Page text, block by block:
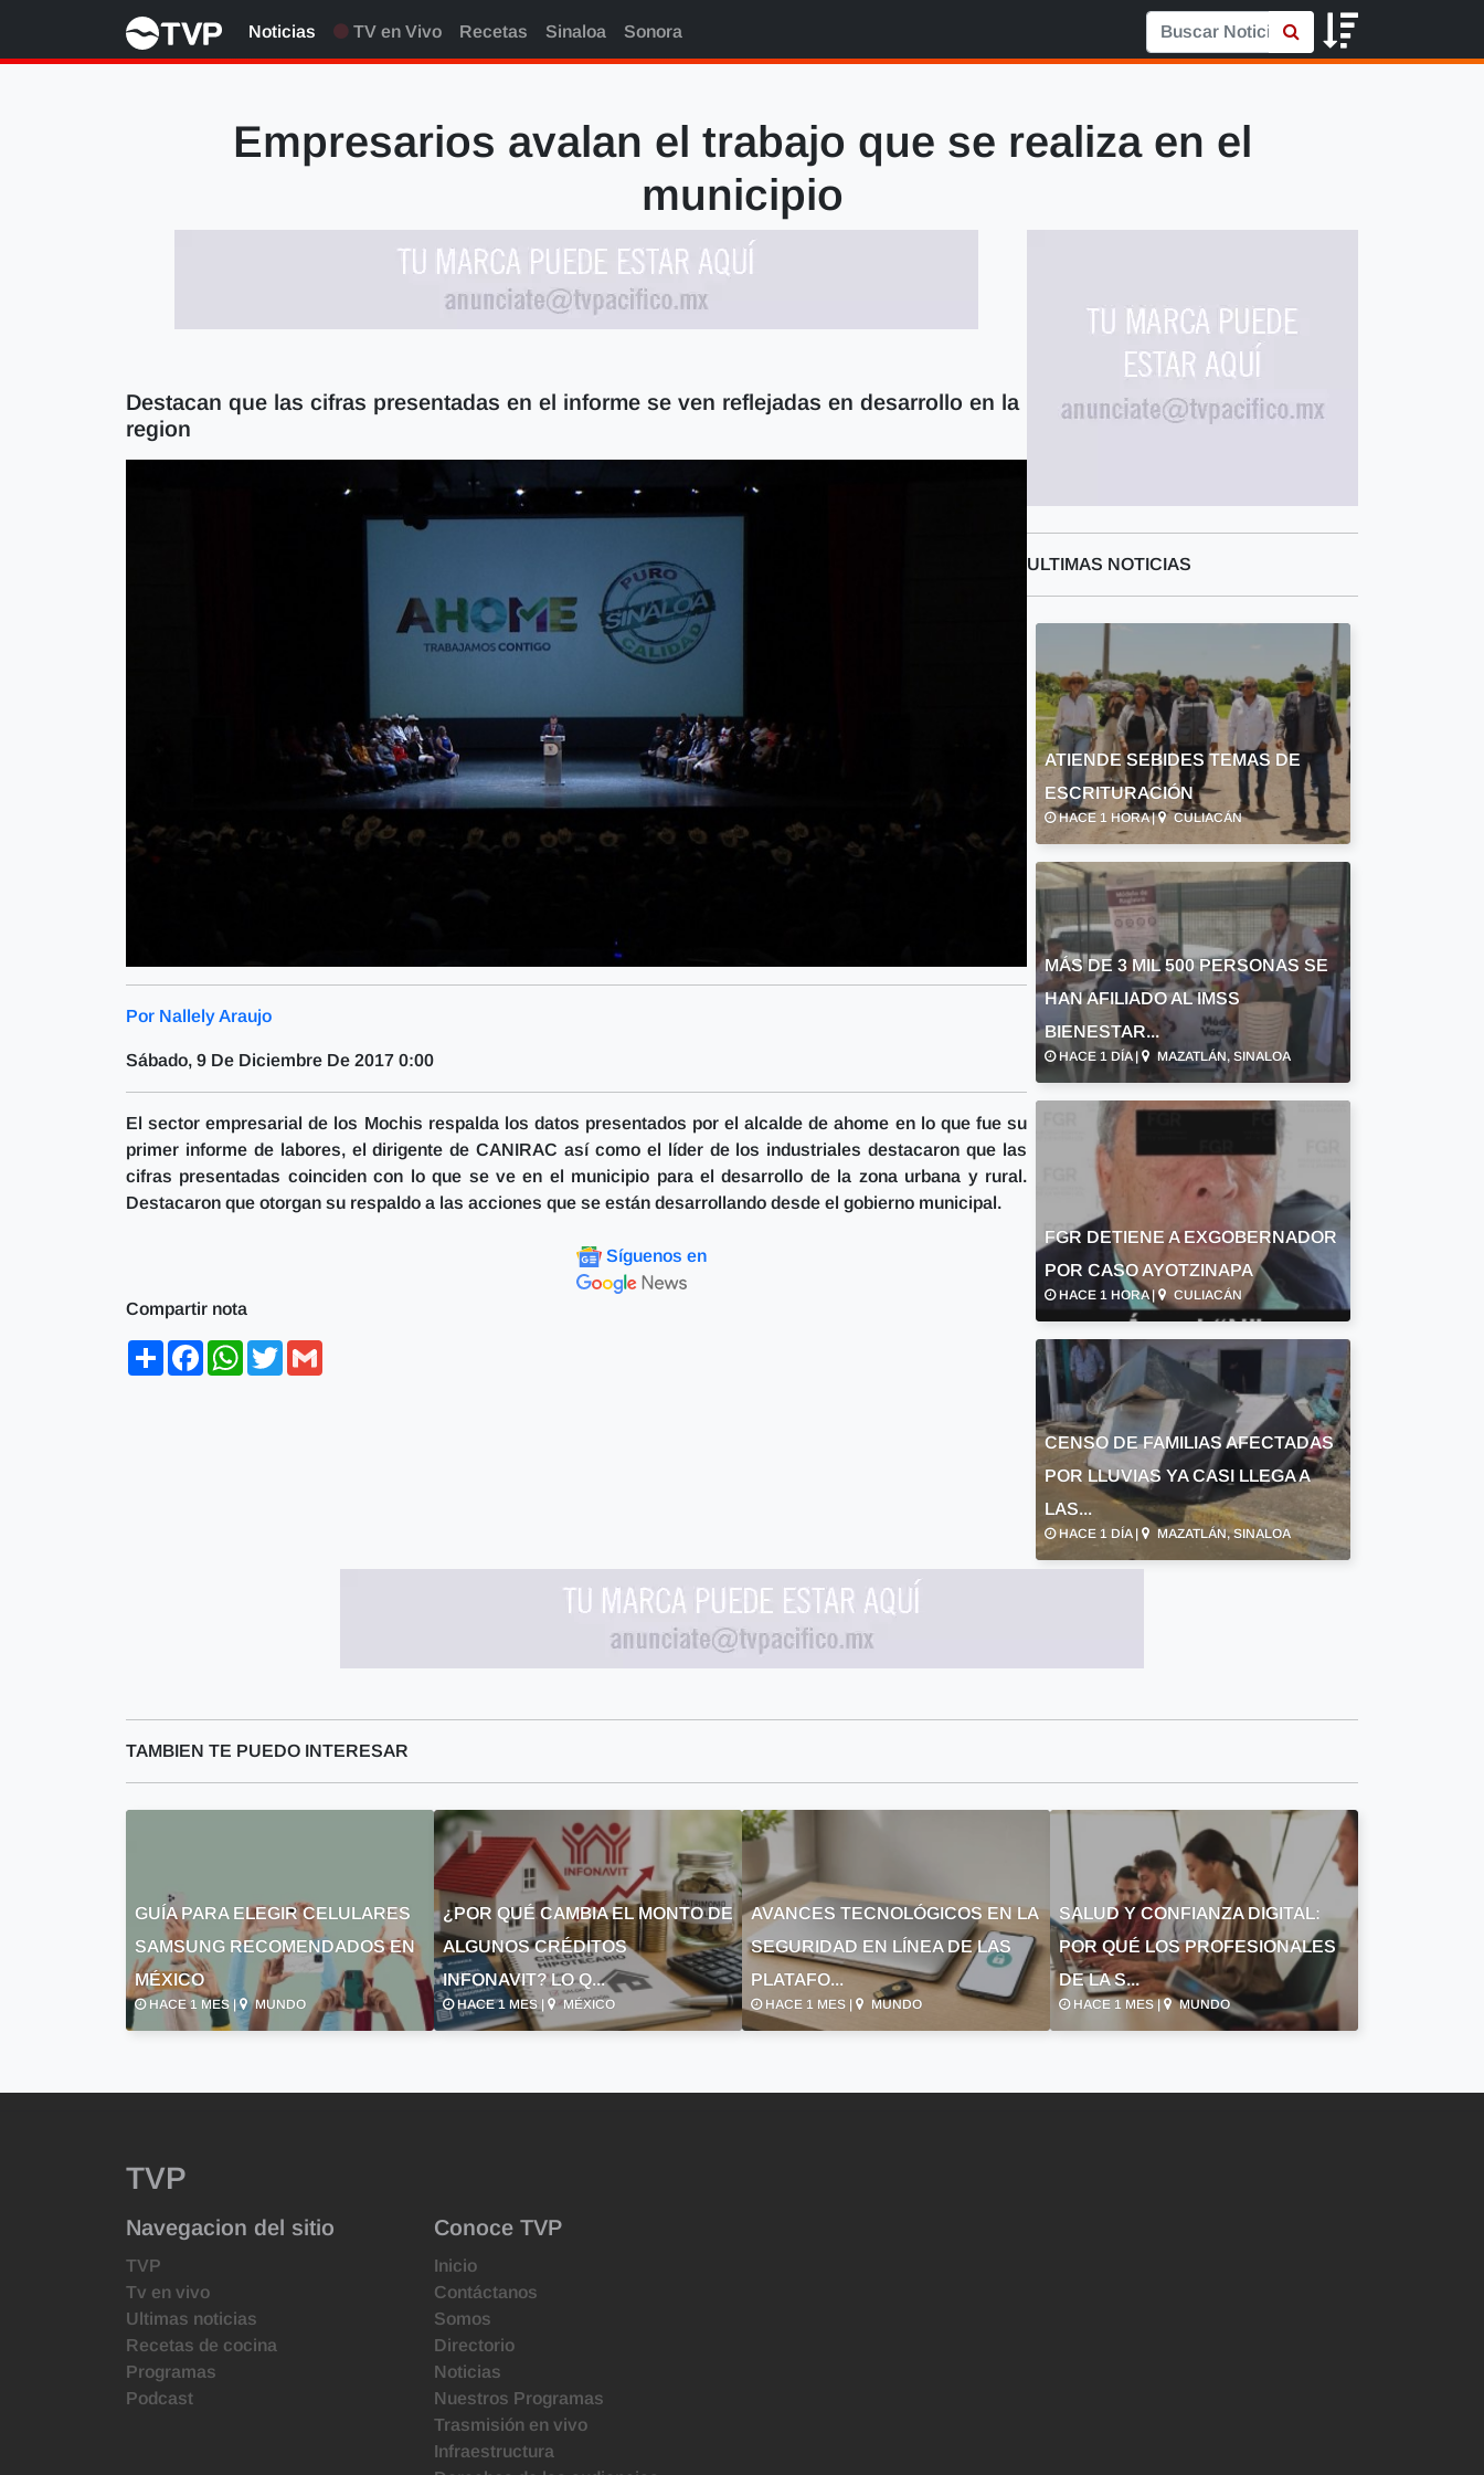
Noticias TV en Vivo Recetas Sinaloa Sonora
Empresarios avalan el trabajo que se realiza en el
municipio
Destacan que las cifras presentadas en el informe se ven reflejadas en desarrollo en la
region
Por Nallely Araujo
Sábado, 9 De Diciembre De 2017 0:00
El sector empresarial de los Mochis respalda los datos presentados por el alcalde de ahome en lo que fue su
primer informe de labores, el dirigente de CANIRAC así como el líder de los industriales destacaron que las
cifras presentadas coinciden con lo que se ve en el municipio para el desarrollo de la zona urbana y rural.
Destacaron que otorgan su respaldo a las acciones que se están desarrollando desde el gobierno municipal.
Síguenos en
Compartir nota
ShareFacebookWhatsApp
Twitter
ULTIMAS NOTICIAS
ATIENDE SEBIDES TEMAS DE
ESCRITURACIÓN
HACE 1 HORA | CULIACÁN
MÁS DE 3 MIL 500 PERSONAS SE
HAN AFILIADO AL IMSS
BIENESTAR...
HACE 1 DÍA | MAZATLÁN, SINALOA
FGR DETIENE A EXGOBERNADOR
POR CASO AYOTZINAPA
HACE 1 HORA | CULIACÁN
CENSO DE FAMILIAS AFECTADAS
POR LLUVIAS YA CASI LLEGA A
LAS...
HACE 1 DÍA | MAZATLÁN, SINALOA
TAMBIEN TE PUEDO INTERESAR
GUÍA PARA ELEGIR CELULARES
SAMSUNG RECOMENDADOS EN
MÉXICO
HACE 1 MES | MUNDO
¿POR QUÉ CAMBIA EL MONTO DE
ALGUNOS CRÉDITOS
INFONAVIT? LO Q...
HACE 1 MES | MÉXICO
AVANCES TECNOLÓGICOS EN LA
SEGURIDAD EN LÍNEA DE LAS
PLATAFO...
HACE 1 MES | MUNDO
SALUD Y CONFIANZA DIGITAL:
POR QUÉ LOS PROFESIONALES
DE LA S...
HACE 1 MES | MUNDO
TVP
Navegacion del sitio
TVP
Tv en vivo
Ultimas noticias
Recetas de cocina
Programas
Podcast
Conoce TVP
Inicio
Contáctanos
Somos
Directorio
Noticias
Nuestros Programas
Trasmisión en vivo
Infraestructura